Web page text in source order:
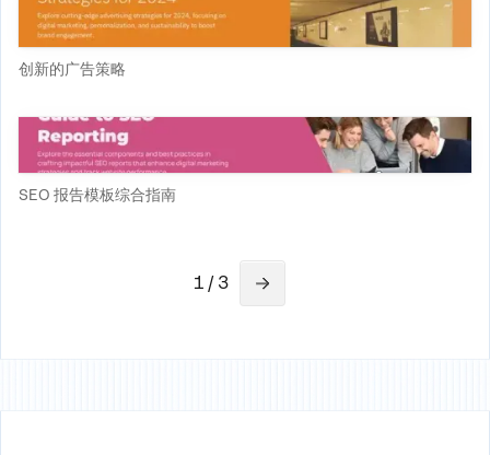
创新的广告策略
SEO 报告模板综合指南
1 / 3